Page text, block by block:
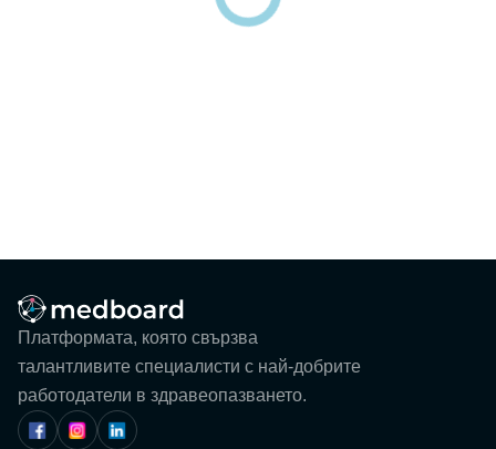
Потребител
Платформата, която свързва
талантливите специалисти с най-добрите
работодатели в здравеопазването.